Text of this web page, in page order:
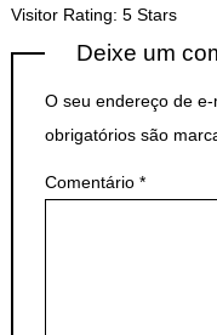
Visitor Rating: 5 Stars
Deixe um
O seu endereço de
obrigatórios são
Comentário *